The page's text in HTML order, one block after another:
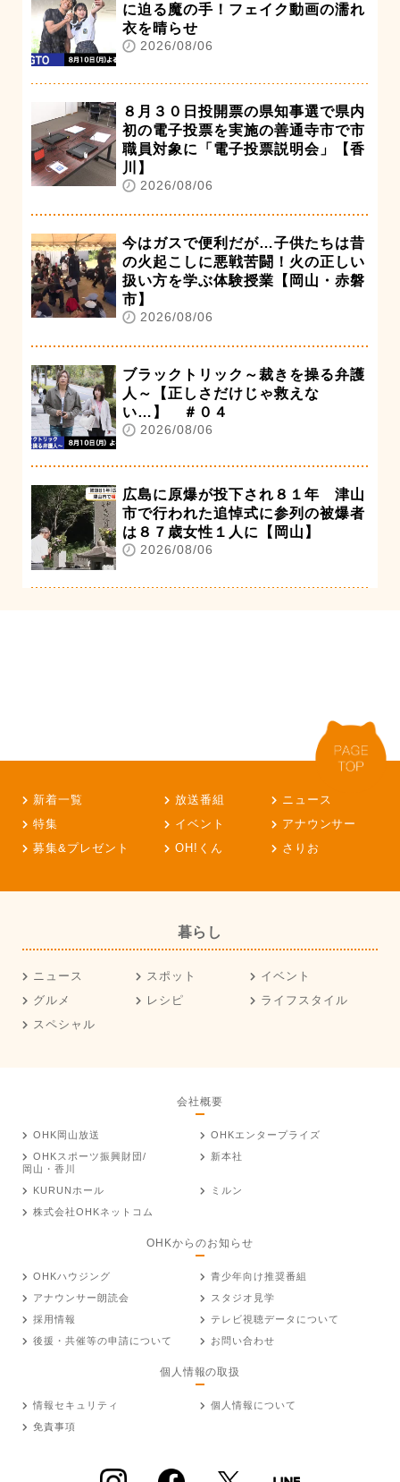
に迫る魔の手！フェイク動画の濡れ
衣を晴らせ
2026/08/06
８月３０日投開票の県知事選で県内
初の電子投票を実施の善通寺市で市
職員対象に「電子投票説明会」【香
川】
2026/08/06
今はガスで便利だが…子供たちは昔
の火起こしに悪戦苦闘！火の正しい
扱い方を学ぶ体験授業【岡山・赤磐
市】
2026/08/06
ブラックトリック～裁きを操る弁護
人～【正しさだけじゃ救えな
い…】 ＃０４
2026/08/06
広島に原爆が投下され８１年 津山
市で行われた追悼式に参列の被爆者
は８７歳女性１人に【岡山】
2026/08/06
新着一覧 放送番組
ニュース
特集
イベント
アナウンサー
募集&プレゼント
OH!くん さりお
暮らし
ニュース スポット
イベント
グルメ
レシピ
ライフスタイル
スペシャル
会社概要
OHK岡山放送
OHKエンタープライズ
OHKスポーツ振興財団/
岡山・香川
新本社
KURUNホール
ミルン
株式会社OHKネットコム
OHKからのお知らせ
OHKハウジング
青少年向け推奨番組
アナウンサー朗読会
スタジオ見学
採用情報
テレビ視聴データについて
後援・共催等の申請について
お問い合わせ
個人情報の取扱
情報セキュリティ
個人情報について
免責事項